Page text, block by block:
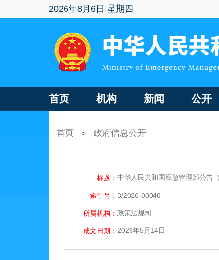
2026年8月6日 星期四
首页 机构 新闻 公开
首页 > 政府信息公开
标题： 中华人民共和国应急管理部公告
索引号： 3/2026-00048
所属机构： 政策法规司
成文日期： 2026年5月14日